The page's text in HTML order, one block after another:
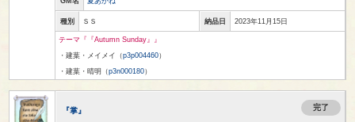
種別 ＳＳ 納品日 2023年11月15日
テーマ『『Autumn Sunday』』
・建葉・メイメイ（p3p004460）
・建葉・晴明（p3n000180）
『掌』 完了